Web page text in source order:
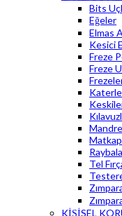
Bits
Eğeler
Elmas
Kesici
Freze
Freze
Matkap
Tel
KİŞİSEL